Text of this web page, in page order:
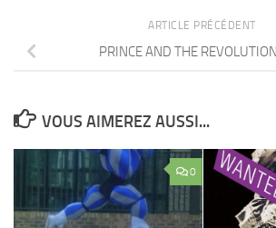
ARTICLE PRÉCÉDENT
PRINCE AND THE
VOUS AIMEREZ AUSSI...
0